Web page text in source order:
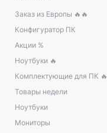
Заказ из Европы 🔥🔥
Конфигуратор ПК
Акции %
Ноутбуки 🔥
Комплектующие для ПК 🔥
Товары недели
Ноутбуки
Мониторы